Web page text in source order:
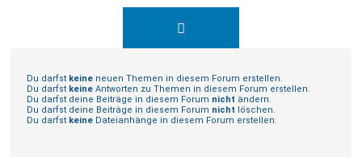
Du darfst keine neuen Themen in diesem Forum erstellen.
Du darfst keine Antworten zu Themen in diesem Forum erstellen.
Du darfst deine Beiträge in diesem Forum nicht ändern.
Du darfst deine Beiträge in diesem Forum nicht löschen.
Du darfst keine Dateianhänge in diesem Forum erstellen.